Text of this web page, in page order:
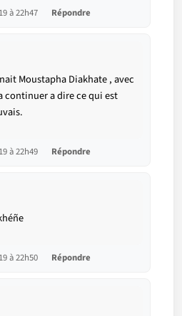
à 22h47 Répondre
Moustapha Diakhate , avec
continuer a dire ce qui est
à 22h49 Répondre
à 22h50 Répondre